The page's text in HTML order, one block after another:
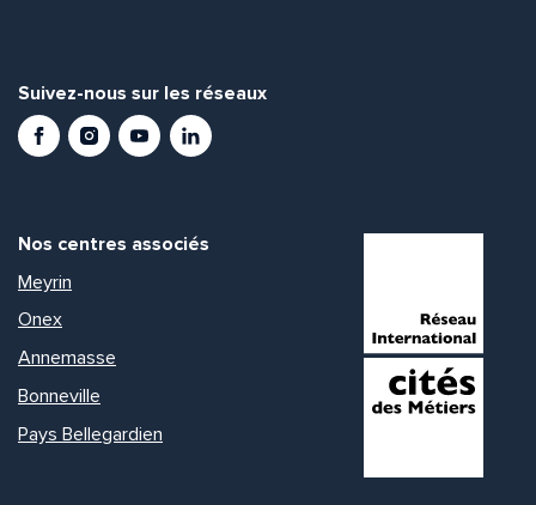
Suivez-nous sur les réseaux
FacebookInstagramYoutubeLinkedIn
Nos centres associés
Meyrin
Onex
Annemasse
Bonneville
Pays Bellegardien